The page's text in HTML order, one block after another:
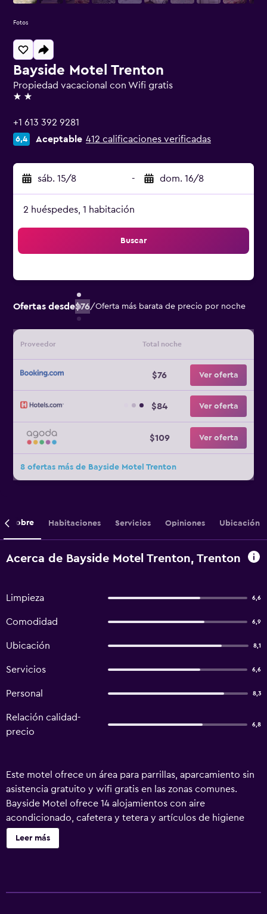
Bayside Motel Trenton
Propiedad vacacional con Wifi gratis
2 estrellas
+1 613 392 9281
6,4 Aceptable 412 calificaciones verificadas
sáb. 15/8 - dom. 16/8
2 huéspedes, 1 habitación
Buscar
Ofertas desde$76/Oferta más barata de precio por noche
Proveedor Total noche
$76 Ver oferta
$84 Ver oferta
$109 Ver oferta
8 ofertas más de Bayside Motel Trenton
Fotos
Sobre Habitaciones Servicios Opiniones Ubicación
Acerca de Bayside Motel Trenton, Trenton
Limpieza 6,6
Comodidad 6,9
Ubicación 8,1
Servicios 6,6
Personal 8,3
Relación calidad-
precio
6,8
Este motel ofrece un área para parrillas, aparcamiento sin
asistencia gratuito y wifi gratis en las zonas comunes.
Bayside Motel ofrece 14 alojamientos con aire
acondicionado, cafetera y tetera y artículos de higiene
personal gratuitos. Se ofrece televisión por cable. Los
baños están equipados con ducha y bañera combinadas.
Leer más